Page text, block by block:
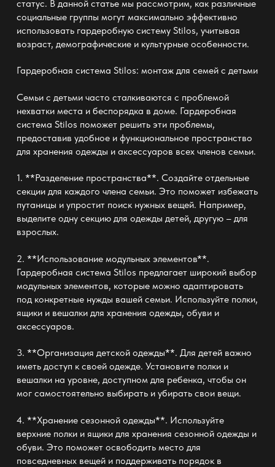
статус. В данной статье мы рассмотрим, как различные
социальные группы могут максимально эффективно
использовать гардеробную систему Stilos, учитывая
возраст, демографические и культурные особенности.
Гардеробная система Stilos: монтаждля семей с детьми
Семьи с детьми часто сталкиваются с проблемой
нехватки места и беспорядка в доме. Гардеробная
система Stilos поможет решить эти проблемы,
предоставив удобное и функциональное пространство
для хранения одежды и аксессуаров всех членов семьи.
1. **Разделение пространства**. Создайте отдельные
секции для каждого члена семьи. Это поможет избежать
путаницы и упростит поиск нужных вещей. Например,
выделите одну секцию для одежды детей, другую – для
взрослых.
2. **Использование модульных элементов**.
Гардеробная система Stilos предлагает широкий выбор
модульных элементов, которые можно адаптировать
под конкретные нужды вашей семьи. Используйте полки,
ящики и вешалки для хранения одежды, обуви и
аксессуаров.
3. **Организация детской одежды**. Для детей важно
иметь доступ к своей одежде. Установите полки и
вешалки на уровне, доступном для ребенка, чтобы он
мог самостоятельно выбирать и убирать свои вещи.
4. **Хранение сезонной одежды**. Используйте
верхние полки и ящики для хранения сезонной одежды и
обуви. Это поможет освободить место для
повседневных вещей и поддерживать порядок в